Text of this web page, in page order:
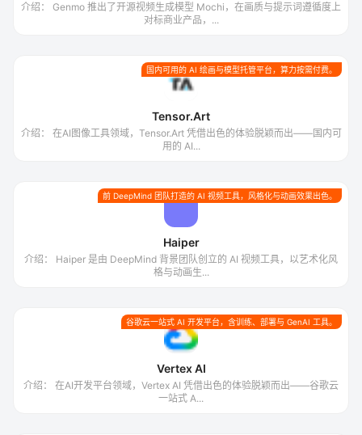
介绍： Genmo 推出了开源视频生成模型 Mochi，在画质与提示词遵循度上
对标商业产品，...
国内可用的 AI 绘画与模型托管平台，算力按需付费。
Tensor.Art
介绍： 在AI图像工具领域，Tensor.Art 凭借出色的体验脱颖而出——国内可
用的 AI...
前 DeepMind 团队打造的 AI 视频工具，风格化与动画效果出色。
Haiper
介绍： Haiper 是由 DeepMind 背景团队创立的 AI 视频工具，以艺术化风
格与动画生...
谷歌云一站式 AI 开发平台，含训练、部署与 GenAI 工具。
Vertex AI
介绍： 在AI开发平台领域，Vertex AI 凭借出色的体验脱颖而出——谷歌云
一站式 A...